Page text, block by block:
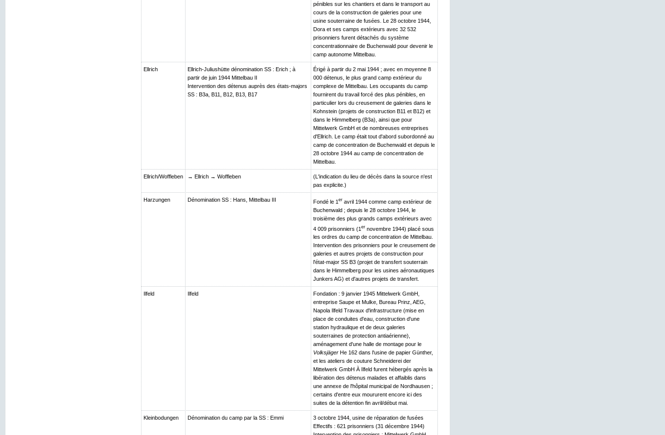
pénibles sur les chantiers et dans le transport au
cours de la construction de galeries pour une
usine souterraine de fusées. Le 28 octobre 1944,
Dora et ses camps extérieurs avec 32 532
prisonniers furent détachés du système
concentrationnaire de Buchenwald pour devenir le
camp autonome Mittelbau.
Ellrich
Ellrich-Juliushütte dénomination SS : Erich ; à
partir de juin 1944 Mittelbau II
Intervention des détenus auprès des états-majors
SS : B3a, B11, B12, B13, B17
Érigé à partir du 2 mai 1944 ; avec en moyenne 8
000 détenus, le plus grand camp extérieur du
complexe de Mittelbau. Les occupants du camp
fournirent du travail forcé des plus pénibles, en
particulier lors du creusement de galeries dans le
Kohnstein (projets de construction B11 et B12) et
dans le Himmelberg (B3a), ainsi que pour
Mittelwerk GmbH et de nombreuses entreprises
d'Ellrich. Le camp était tout d'abord subordonné au
camp de concentration de Buchenwald et depuis le
28 octobre 1944 au camp de concentration de
Mittelbau.
Ellrich/Woffleben → Ellrich → Woffleben
(L'indication du lieu de décès dans la source n'est
pas explicite.)
Harzungen Dénomination SS : Hans, Mittelbau III Fondé le 1 er avril 1944 comme camp extérieur de
Buchenwald ; depuis le 28 octobre 1944, le
troisième des plus grands camps extérieurs avec
4 009 prisonniers (1 er novembre 1944) placé sous
les ordres du camp de concentration de Mittelbau.
Intervention des prisonniers pour le creusement de
galeries et autres projets de construction pour
l'état-major SS B3 (projet de transfert souterrain
dans le Himmelberg pour les usines aéronautiques
Junkers AG) et d'autres projets de transfert.
Ilfeld Ilfeld
Fondation : 9 janvier 1945 Mittelwerk GmbH,
entreprise Saupe et Mulke, Bureau Prinz, AEG,
Napola Ilfeld Travaux d'infrastructure (mise en
place de conduites d'eau, construction d'une
station hydraulique et de deux galeries
souterraines de protection antiaérienne),
aménagement d'une halle de montage pour le
Volksjäger He 162 dans l'usine de papier Günther,
et les ateliers de couture Schneiderei der
Mittelwerk GmbH À Ilfeld furent hébergés après la
libération des détenus malades et affaiblis dans
une annexe de l'hôpital municipal de Nordhausen ;
certains d'entre eux moururent encore ici des
suites de la détention fin avril/début mai.
Kleinbodungen Dénomination du camp par la SS : Emmi
3 octobre 1944, usine de réparation de fusées
Effectifs : 621 prisonniers (31 décembre 1944)